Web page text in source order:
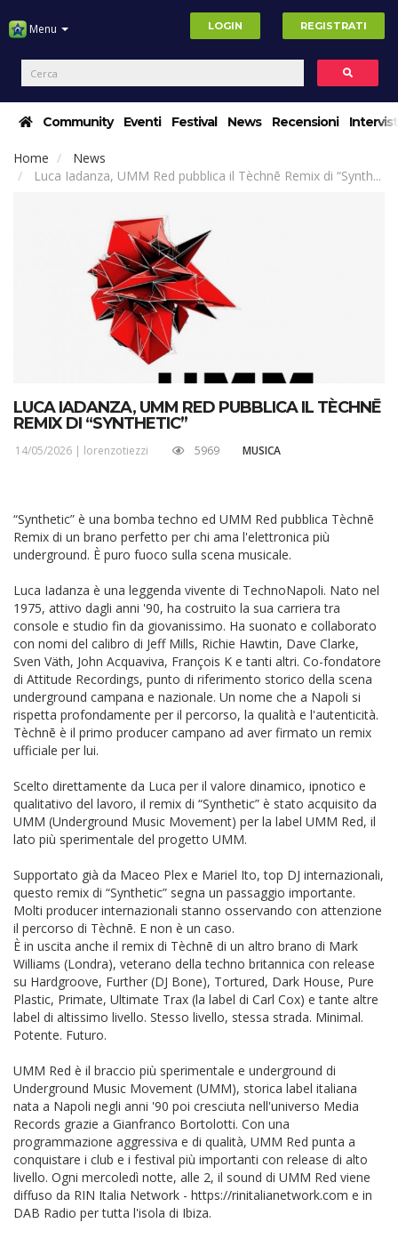
Menu LOGIN REGISTRATI
Community Eventi Festival News Recensioni
Home
News
Luca Iadanza, UMM Red pubblica il Tèchnē Remix di “Synth...
LUCA IADANZA, UMM RED PUBBLICA IL TÈCHNĒ
REMIX DI “SYNTHETIC”
14/05/2026 | lorenzotiezzi 5969 MUSICA
“Synthetic” è una bomba techno ed UMM Red pubblica Tèchnē
Remix di un brano perfetto per chi ama l'elettronica più
underground. È puro fuoco sulla scena musicale.
Luca Iadanza è una leggenda vivente di TechnoNapoli. Nato nel
1975, attivo dagli anni '90, ha costruito la sua carriera tra
console e studio fin da giovanissimo. Ha suonato e collaborato
con nomi del calibro di Jeff Mills, Richie Hawtin, Dave Clarke,
Sven Väth, John Acquaviva, François K e tanti altri. Co-fondatore
di Attitude Recordings, punto di riferimento storico della scena
underground campana e nazionale. Un nome che a Napoli si
rispetta profondamente per il percorso, la qualità e l'autenticità.
Tèchnē è il primo producer campano ad aver firmato un remix
ufficiale per lui.
Scelto direttamente da Luca per il valore dinamico, ipnotico e
qualitativo del lavoro, il remix di “Synthetic” è stato acquisito da
UMM (Underground Music Movement) per la label UMM Red, il
lato più sperimentale del progetto UMM.
Supportato già da Maceo Plex e Mariel Ito, top DJ internazionali,
questo remix di “Synthetic” segna un passaggio importante.
Molti producer internazionali stanno osservando con attenzione
il percorso di Tèchnē. E non è un caso.
È in uscita anche il remix di Tèchnē di un altro brano di Mark
Williams (Londra), veterano della techno britannica con release
su Hardgroove, Further (DJ Bone), Tortured, Dark House, Pure
Plastic, Primate, Ultimate Trax (la label di Carl Cox) e tante altre
label di altissimo livello. Stesso livello, stessa strada. Minimal.
Potente. Futuro.
UMM Red è il braccio più sperimentale e underground di
Underground Music Movement (UMM), storica label italiana
nata a Napoli negli anni '90 poi cresciuta nell'universo Media
Records grazie a Gianfranco Bortolotti. Con una
programmazione aggressiva e di qualità, UMM Red punta a
conquistare i club e i festival più importanti con release di alto
livello. Ogni mercoledì notte, alle 2, il sound di UMM Red viene
diffuso da RIN Italia Network - https://rinitalianetwork.com e in
DAB Radio per tutta l'isola di Ibiza.